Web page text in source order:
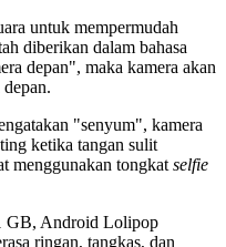
untuk mempermudah
diberikan dalam bahasa
depan", maka kamera akan
"senyum", kamera
ketika tangan sulit
menggunakan tongkat selfie
GB, Android Lolipop
ringan, tangkas, dan